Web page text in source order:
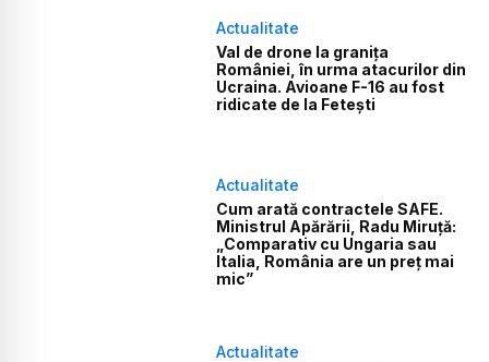
Actualitate
Val de drone la granița
României, în urma atacurilor din
Ucraina. Avioane F-16 au fost
ridicate de la Fetești
Actualitate
Cum arată contractele SAFE.
Ministrul Apărării, Radu Miruță:
„Comparativ cu Ungaria sau
Italia, România are un preț mai
mic”
Actualitate